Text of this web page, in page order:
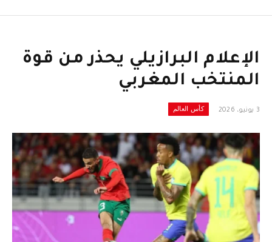
الإعلام البرازيلي يحذر من قوة
المنتخب المغربي
3 يونيو، 2026 كأس العالم